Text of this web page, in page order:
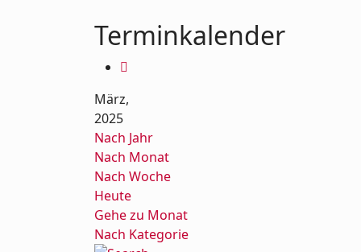
Terminkalender
März,
2025
Nach Jahr
Nach Monat
Nach Woche
Heute
Gehe zu Monat
Nach Kategorie